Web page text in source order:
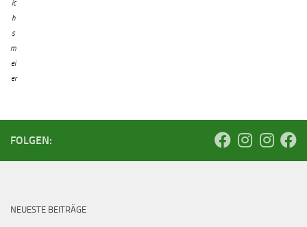
ic
h
s
m
ei
er
FOLGEN:
NEUESTE BEITRÄGE